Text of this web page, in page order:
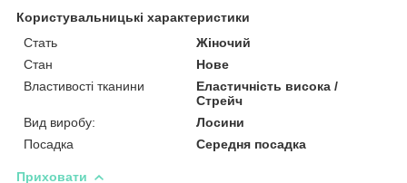
Користувальницькі характеристики
Стать
Жіночий
Стан
Нове
Властивості тканини
Еластичність висока /
Стрейч
Вид виробу:
Лосини
Посадка
Середня посадка
Приховати